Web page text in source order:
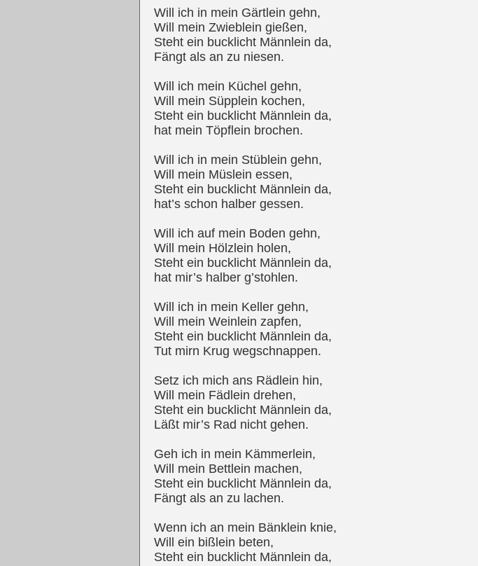
Will ich in mein Gärtlein gehn,
Will mein Zwieblein gießen,
Steht ein bucklicht Männlein da,
Fängt als an zu niesen.
Will ich mein Küchel gehn,
Will mein Süpplein kochen,
Steht ein bucklicht Männlein da,
hat mein Töpflein brochen.
Will ich in mein Stüblein gehn,
Will mein Müslein essen,
Steht ein bucklicht Männlein da,
hat’s schon halber gessen.
Will ich auf mein Boden gehn,
Will mein Hölzlein holen,
Steht ein bucklicht Männlein da,
hat mir’s halber g’stohlen.
Will ich in mein Keller gehn,
Will mein Weinlein zapfen,
Steht ein bucklicht Männlein da,
Tut mirn Krug wegschnappen.
Setz ich mich ans Rädlein hin,
Will mein Fädlein drehen,
Steht ein bucklicht Männlein da,
Läßt mir’s Rad nicht gehen.
Geh ich in mein Kämmerlein,
Will mein Bettlein machen,
Steht ein bucklicht Männlein da,
Fängt als an zu lachen.
Wenn ich an mein Bänklein knie,
Will ein bißlein beten,
Steht ein bucklicht Männlein da,